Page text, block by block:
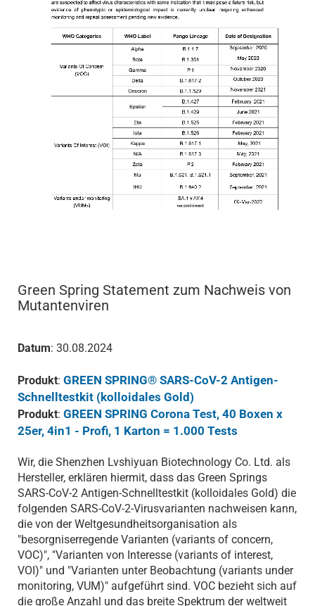
Green Spring Statement zum Nachweis von
Mutantenviren
Datum: 30.08.2024
Produkt: GREEN SPRING® SARS-CoV-2 Antigen-
Schnelltestkit (kolloidales Gold)
Produkt: GREEN SPRING Corona Test, 40 Boxen x
25er, 4in1 - Profi, 1 Karton = 1.000 Tests
Wir, die Shenzhen Lvshiyuan Biotechnology Co. Ltd. als
Hersteller, erklären hiermit, dass das Green Springs
SARS-CoV-2 Antigen-Schnelltestkit (kolloidales Gold) die
folgenden SARS-CoV-2-Virusvarianten nachweisen kann,
die von der Weltgesundheitsorganisation als
"besorgniserregende Varianten (variants of concern,
VOC)", "Varianten von Interesse (variants of interest,
VOI)" und "Varianten unter Beobachtung (variants under
monitoring, VUM)" aufgeführt sind. VOC bezieht sich auf
die große Anzahl und das breite Spektrum der weltweit